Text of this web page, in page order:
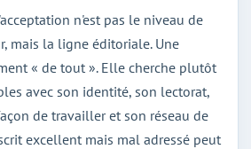
n'est pas le niveau de
mais la ligne éditoriale. Une
« de tout ». Elle cherche plutôt
avec son identité, son lectorat,
de travailler et son réseau de
excellent mais mal adressé peut